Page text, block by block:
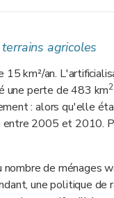
agricoles
km²/an.
une perte de 483 km2
: alors qu'elle
entre 2005 et 2010.
de ménages
une politique de